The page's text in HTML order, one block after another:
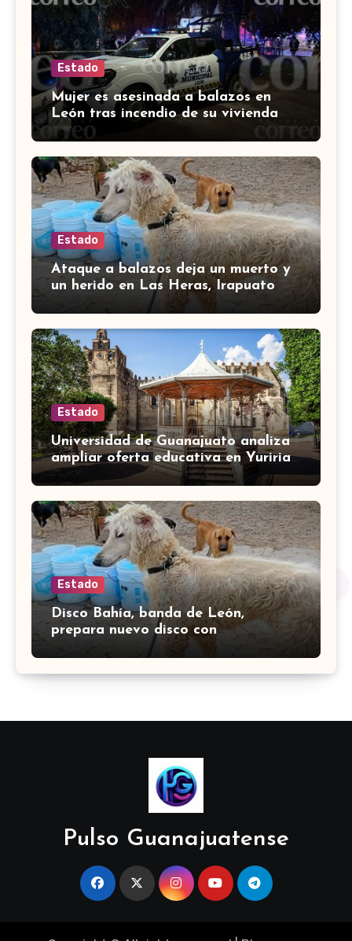
Estado
Mujer es asesinada a balazos en
León tras incendio de su vivienda
con bombas molotov
Estado
Ataque a balazos deja un muerto y
un herido en Las Heras, Irapuato
Estado
Universidad de Guanajuato analiza
ampliar oferta educativa en Yuriria
para cubrir demandas de la zona sur
Estado
Disco Bahía, banda de León,
prepara nuevo disco con
colaboración de Little Jesus
Pulso Guanajuatense